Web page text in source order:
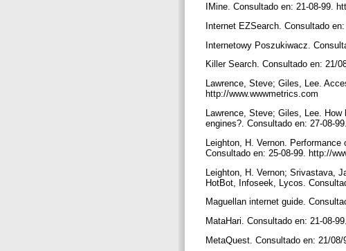
IMine. Consultado en: 21-08-99.
Internet EZSearch. Consultado
Internetowy Poszukiwacz.
Killer Search. Consultado en: 21/
Lawrence, Steve; Giles, Lee.
http://www.wwwmetrics.com
Lawrence, Steve; Giles, Lee.
engines?. Consultado en: 27-08-
Leighton, H. Vernon.
Consultado en: 25-08-99. http://
Leighton, H. Vernon; Srivastava,
HotBot, Infoseek, Lycos.
Maguellan internet guide.
MataHari. Consultado en: 21-08-
MetaQuest. Consultado en: 21/